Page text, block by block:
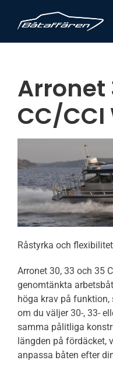
CC/CCI
Råstyrka och
Arronet 30, 33 och 35
genomtänkta
höga krav på
om du väljer 30-, 33-
samma pålitliga
längden på fördäcket,
anpassa båten efter